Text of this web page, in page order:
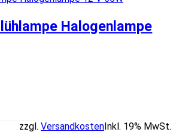
Halogenlampe
Inkl. 19% MwSt.
zzgl. Versandkosten